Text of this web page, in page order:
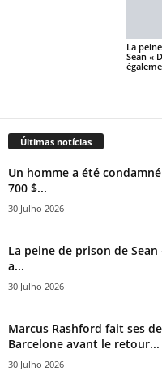
La
Sean «
Últimas notícias
Un homme a été
700 $...
30 Julho 2026
La peine de prison de
a...
30 Julho 2026
Marcus Rashford fait ses
Barcelone avant le retour...
30 Julho 2026